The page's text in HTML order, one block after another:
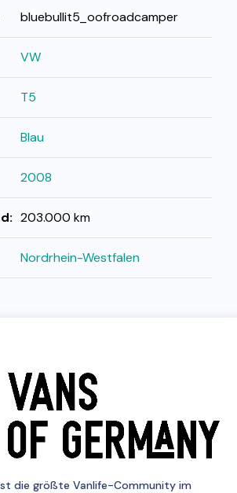
bluebullit5_oofroadcamper
VW
T5
Blau
2008
203.000 km
Nordrhein-Westfalen
die größte Vanlife-Community im